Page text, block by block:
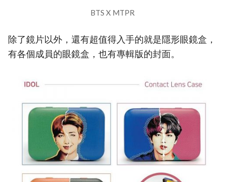
BTS X MTPR
除了鏡片以外，還有超值得入手的就是隱形眼鏡盒，
有各個成員的眼鏡盒，也有專輯版的封面。